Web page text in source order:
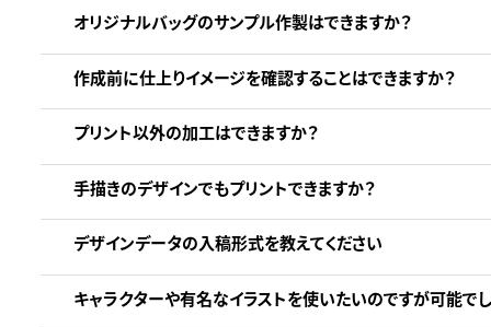
オリジナルバッグのサンプル作製はできますか？
作成前に仕上りイメージを確認することはできますか？
プリント以外の加工はできますか？
手描きのデザインでもプリントできますか？
デザインデータの入稿形式を教えてください
キャラクターや有名なイラストを使いたいのですが可能でし